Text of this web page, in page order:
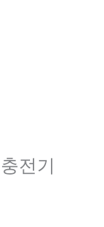
전기